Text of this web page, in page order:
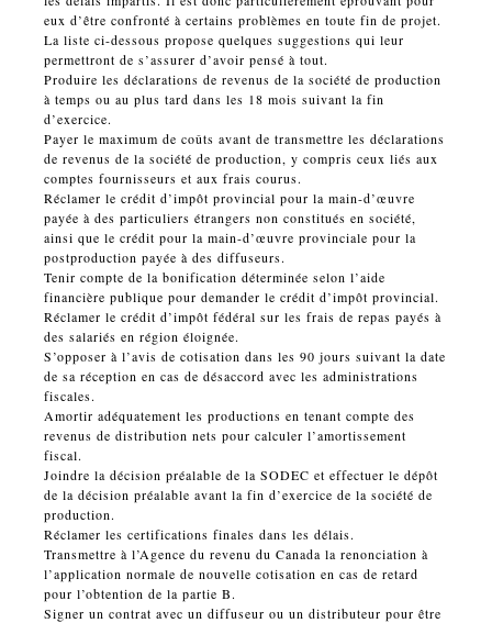
eux d’être confronté à certains problèmes en toute fin de projet.
La liste ci-dessous propose quelques suggestions qui leur
permettront de s’assurer d’avoir pensé à tout.
Produire les déclarations de revenus de la société de production
à temps ou au plus tard dans les 18 mois suivant la fin
d’exercice.
Payer le maximum de coûts avant de transmettre les déclarations
de revenus de la société de production, y compris ceux liés aux
comptes fournisseurs et aux frais courus.
Réclamer le crédit d’impôt provincial pour la main-d’œuvre
payée à des particuliers étrangers non constitués en société,
ainsi que le crédit pour la main-d’œuvre provinciale pour la
postproduction payée à des diffuseurs.
Tenir compte de la bonification déterminée selon l’aide
financière publique pour demander le crédit d’impôt provincial.
Réclamer le crédit d’impôt fédéral sur les frais de repas payés à
des salariés en région éloignée.
S’opposer à l’avis de cotisation dans les 90 jours suivant la date
de sa réception en cas de désaccord avec les administrations
fiscales.
Amortir adéquatement les productions en tenant compte des
revenus de distribution nets pour calculer l’amortissement
fiscal.
Joindre la décision préalable de la SODEC et effectuer le dépôt
de la décision préalable avant la fin d’exercice de la société de
production.
Réclamer les certifications finales dans les délais.
Transmettre à l’Agence du revenu du Canada la renonciation à
l’application normale de nouvelle cotisation en cas de retard
pour l’obtention de la partie B.
Signer un contrat avec un diffuseur ou un distributeur pour être